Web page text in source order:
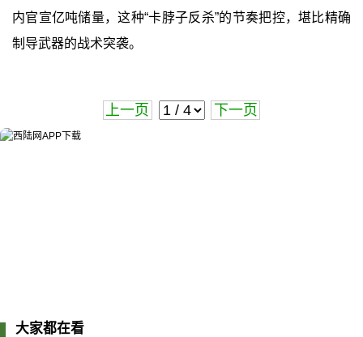
内官宣亿吨储量，这种“卡脖子反杀”的节奏把控，堪比精确
制导武器的战术突袭。
上一页 下一页
大家都在看